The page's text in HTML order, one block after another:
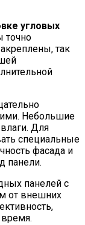
угловых
точно
так
Небольшие
Для
специальные
фасада и
панели.
панелей с
от внешних